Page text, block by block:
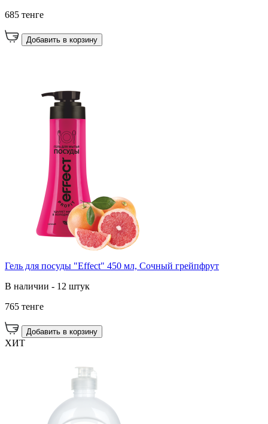
685 тенге
Добавить в корзину
Гель для посуды "Effect" 450 мл, Сочный грейпфрут
В наличии - 12 штук
765 тенге
Добавить в корзину
ХИТ